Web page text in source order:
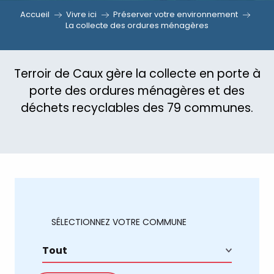
Accueil Vivre ici
Préserver votre environnement
La collecte des ordures ménagères
Terroir de Caux gère la collecte en porte à
porte des ordures ménagères et des
déchets recyclables des 79 communes.
SÉLECTIONNEZ VOTRE COMMUNE